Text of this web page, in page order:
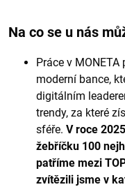
Na co se u nás
Práce v
moderní bance,
digitálním
trendy, za které
sféře. V roce
žebříčku 100
patříme mezi
zvítězili jsme v